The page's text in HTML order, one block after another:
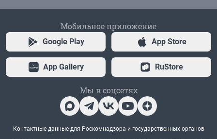
Мобильное приложение
Google Play App Store
App Gallery RuStore
Мы в соцсетях
Контактные данные для Роскомнадзора и государственных органов